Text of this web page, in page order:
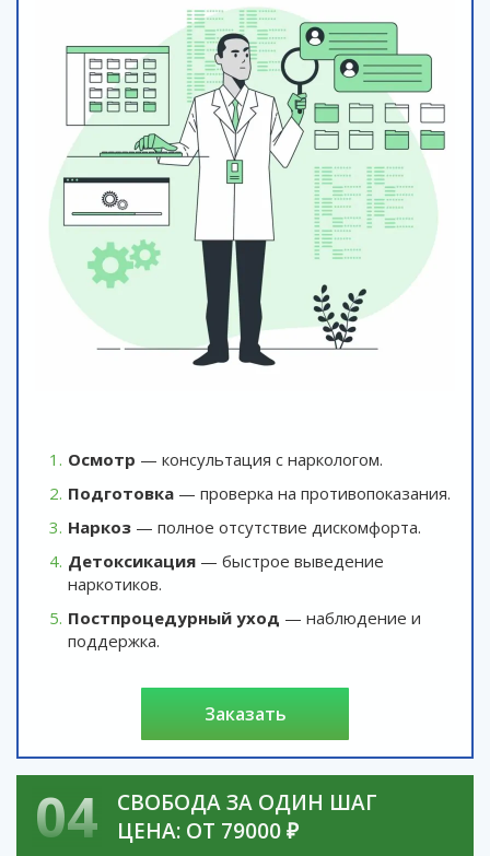
Осмотр — консультация с наркологом.
Подготовка — проверка на противопоказания.
Наркоз — полное отсутствие дискомфорта.
Детоксикация — быстрое выведение
наркотиков.
Постпроцедурный уход — наблюдение и
поддержка.
заказать
04
СВОБОДА ЗА ОДИН ШАГ
ЦЕНА: ОТ 79000 ₽